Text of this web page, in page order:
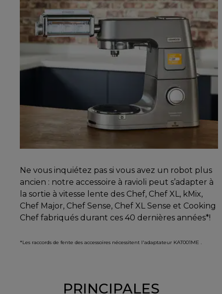
Ne vous inquiétez pas si vous avez un robot plus
ancien : notre accessoire à ravioli peut s’adapter à
la sortie à vitesse lente des Chef, Chef XL, kMix,
Chef Major, Chef Sense, Chef XL Sense et Cooking
Chef fabriqués durant ces 40 dernières années*!
*Les raccords de fente des accessoires nécessitent l'adaptateur KAT001ME .
PRINCIPALES